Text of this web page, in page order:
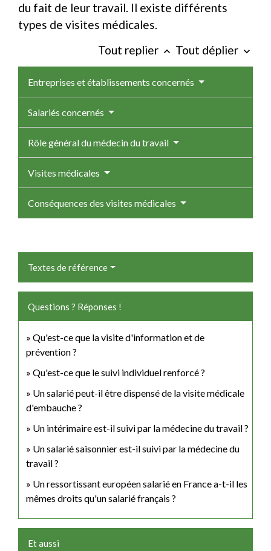
du fait de leur travail. Il existe différents
types de visites médicales.
Tout replier keyboard_arrow_up Tout déplier keyboard_arrow_down
Entreprises et établissements concernés
Salariés concernés
Rôle général du médecin du travail
Visites médicales
Conséquences des visites médicales
Textes de référence
Questions ? Réponses !
Qu'est-ce que la visite d'information et de
prévention ?
Qu'est-ce que le suivi individuel renforcé ?
Un salarié peut-il être dispensé de la visite médicale
d'embauche ?
Un intérimaire est-il suivi par la médecine du travail ?
Un salarié saisonnier est-il suivi par la médecine du
travail ?
Un ressortissant européen salarié en France a-t-il les
mêmes droits qu'un salarié français ?
Et aussi